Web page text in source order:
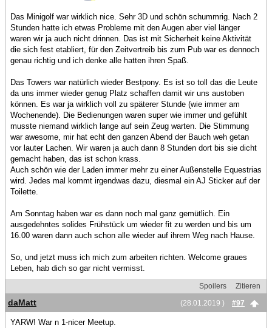
Das Minigolf war wirklich nice. Sehr 3D und schön schummrig. Nach 2
Stunden hatte ich etwas Probleme mit den Augen aber viel länger
waren wir ja auch nicht drinnen. Das ist mit Sicherheit keine Aktivität
die sich fest etabliert, für den Zeitvertreib bis zum Pub war es dennoch
genau richtig und ich denke alle hatten ihren Spaß.
Das Towers war natürlich wieder Bestpony. Es ist so toll das die Leute
da uns immer wieder genug Platz schaffen damit wir uns austoben
können. Es war ja wirklich voll zu späterer Stunde (wie immer am
Wochenende). Die Bedienungen waren super wie immer und gefühlt
musste niemand wirklich lange auf sein Zeug warten. Die Stimmung
war awesome, mir hat echt den ganzen Abend der Bauch weh getan
vor lauter Lachen. Wir waren ja auch dann 8 Stunden dort bis sie dicht
gemacht haben, das ist schon krass.
Auch schön wie der Laden immer mehr zu einer Außenstelle Equestrias
wird. Jedes mal kommt irgendwas dazu, diesmal ein AJ Sticker auf der
Toilette.
Am Sonntag haben war es dann noch mal ganz gemütlich. Ein
ausgedehntes solides Frühstück um wieder fit zu werden und bis um
16.00 waren dann auch schon alle wieder auf ihrem Weg nach Hause.
So, und jetzt muss ich mich zum arbeiten richten. Welcome graues
Leben, hab dich so gar nicht vermisst.
Spoilers
Zitieren
(28.01.2019 )
#97
daMatt
YARW! War n 1-nicer Meetup.